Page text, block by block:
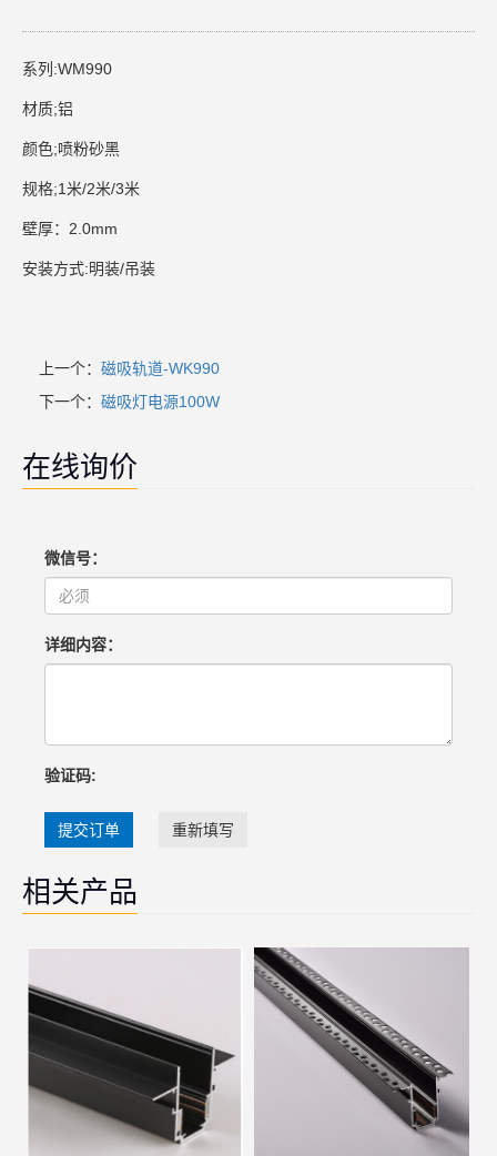
系列:WM990
材质;铝
颜色;喷粉砂黑
规格;1米/2米/3米
壁厚：2.0mm
安装方式:明装/吊装
上一个： 磁吸轨道-WK990
下一个： 磁吸灯电源100W
在线询价
微信号：
详细内容：
验证码:
提交订单 重新填写
相关产品